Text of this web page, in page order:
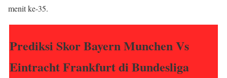
menit ke-35.
Prediksi Skor Bayern Munchen Vs
Eintracht Frankfurt di Bundesliga